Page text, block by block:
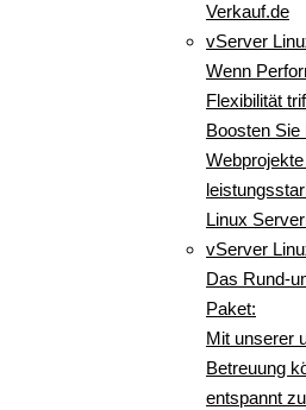
Verkauf.de
vServer
Wenn
Flexibilität
Boosten Sie
Linux
vServer
Das Rund-
Paket:
Mit unserer
Betreuung
entspannt